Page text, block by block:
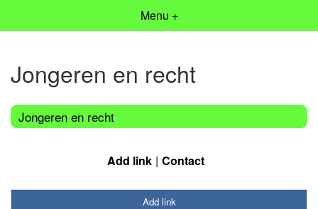
Menu +
Jongeren en recht
Jongeren en recht
Add link Contact
Add link